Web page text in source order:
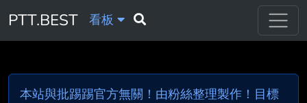
PTT.BEST 看板
本站與批踢踢官方無關！由粉絲整理製作！目標